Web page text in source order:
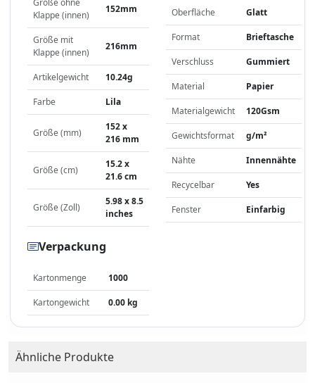
Größe ohne
Klappe (innen)
152mm
Größe mit
Klappe (innen)
216mm
Artikelgewicht 10.24g
Farbe Lila
Größe (mm)
152 x
216 mm
Größe (cm)
15.2 x
21.6 cm
Größe (Zoll)
5.98 x 8.5
inches
Oberfläche Glatt
Format Brieftasche
Verschluss Gummiert
Material Papier
Materialgewicht 120Gsm
Gewichtsformat g/m²
Nähte Innennähte
Recycelbar Yes
Fenster Einfarbig
Verpackung
Kartonmenge 1000
Kartongewicht 0.00 kg
Ähnliche Produkte